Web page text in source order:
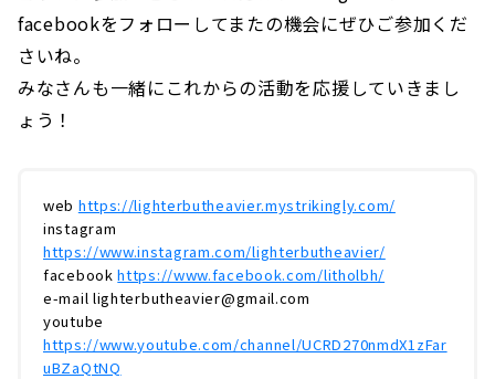
facebookをフォローしてまたの機会にぜひご参加くだ
さいね。
みなさんも一緒にこれからの活動を応援していきまし
ょう！
web https://lighterbutheavier.mystrikingly.com/
instagram
https://www.instagram.com/lighterbutheavier/
facebookhttps://www.facebook.com/litholbh/
e-mail lighterbutheavier@gmail.com
youtube
https://www.youtube.com/channel/UCRD270nmdX1zFar
uBZaQtNQ